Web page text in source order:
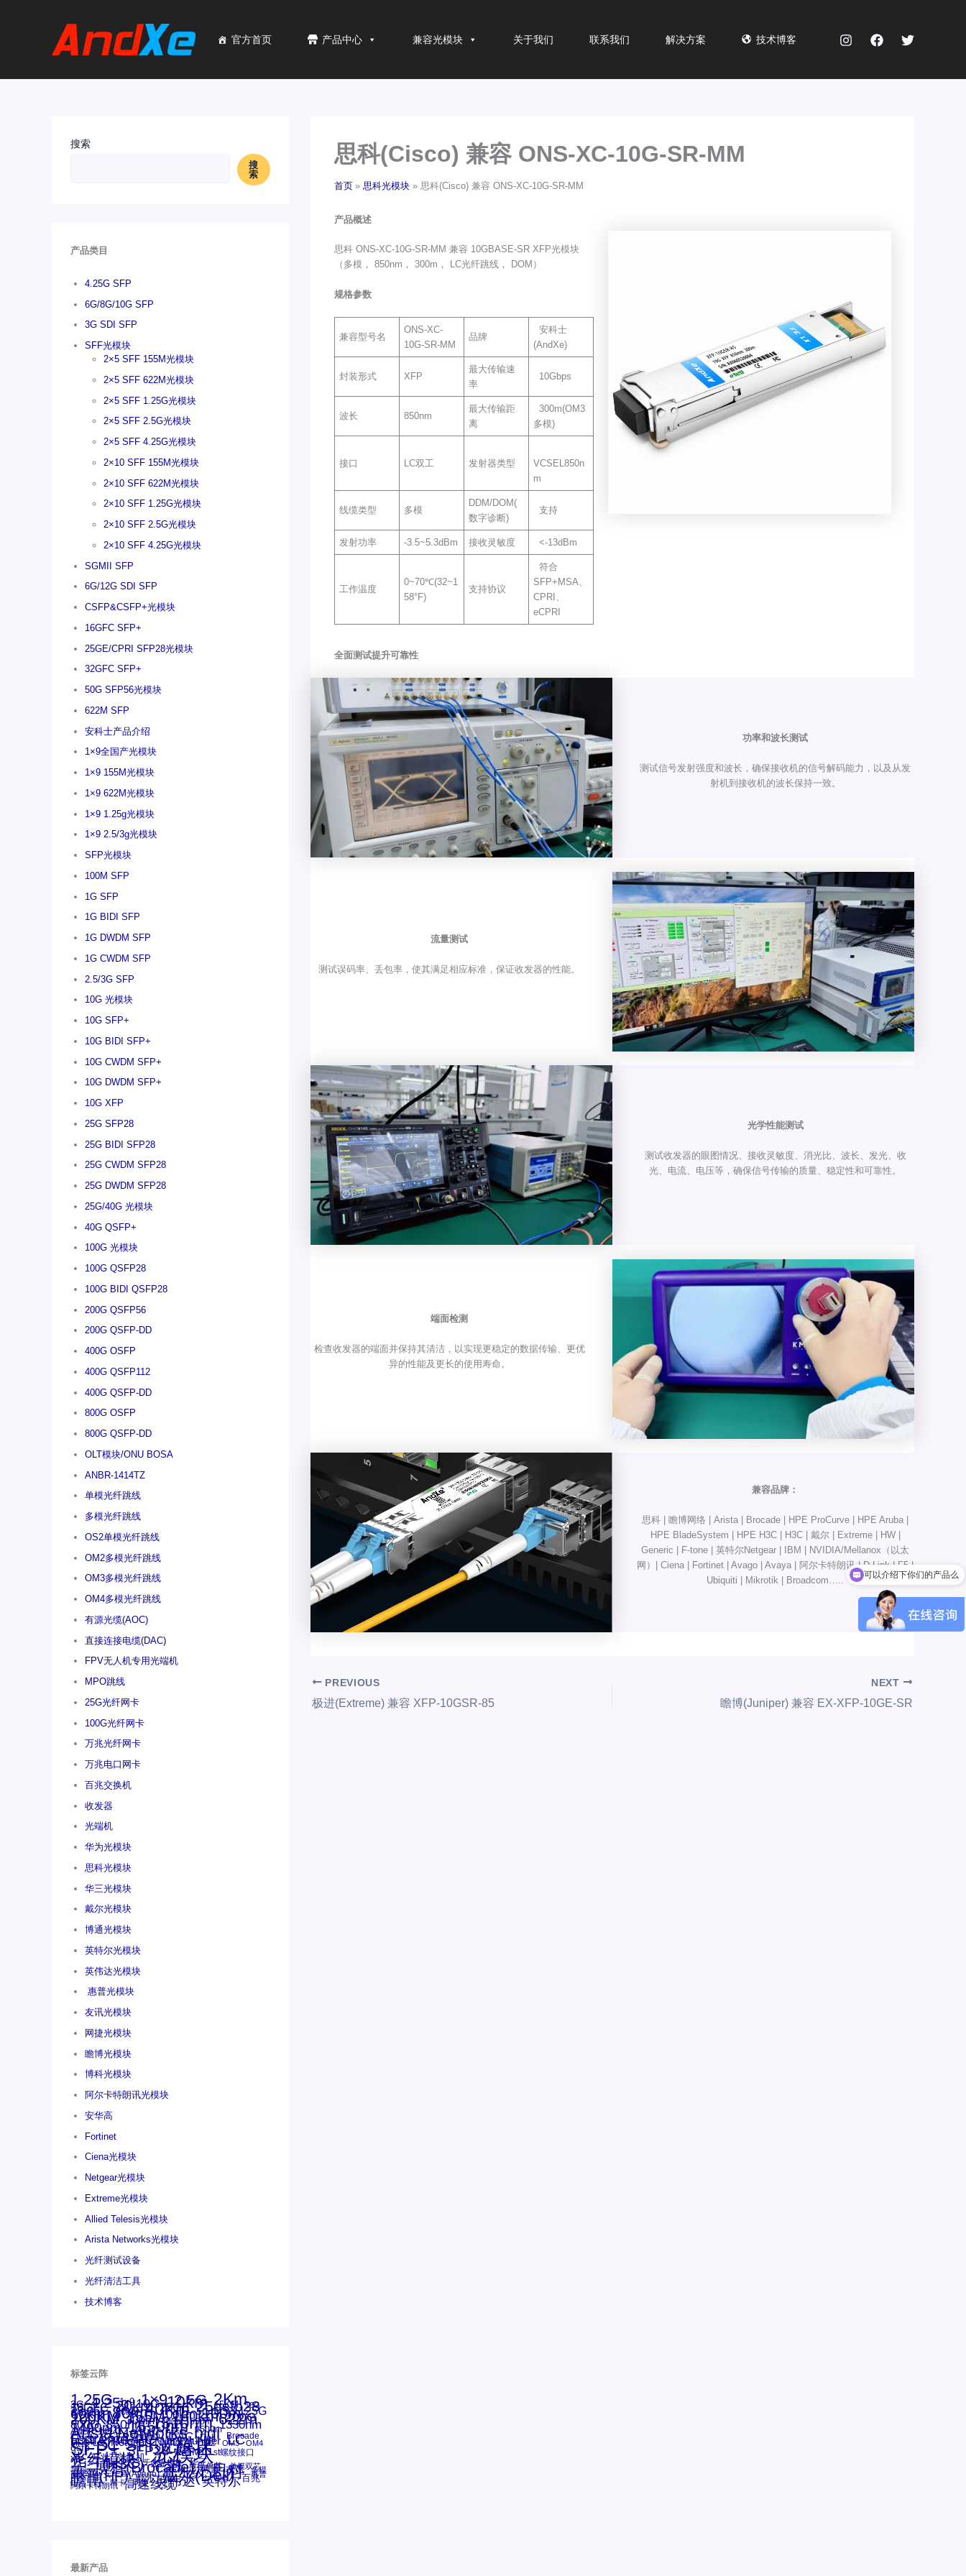
官方首页 产品中心 兼容光模块 关于我们 联系我们 解决方案 技术博客
搜索
搜
索
产品类目
4.25G SFP
6G/8G/10G SFP
3G SDI SFP
SFF光模块
2×5 SFF 155M光模块
2×5 SFF 622M光模块
2×5 SFF 1.25G光模块
2×5 SFF 2.5G光模块
2×5 SFF 4.25G光模块
2×10 SFF 155M光模块
2×10 SFF 622M光模块
2×10 SFF 1.25G光模块
2×10 SFF 2.5G光模块
2×10 SFF 4.25G光模块
SGMII SFP
6G/12G SDI SFP
CSFP&CSFP+光模块
16GFC SFP+
25GE/CPRI SFP28光模块
32GFC SFP+
50G SFP56光模块
622M SFP
安科士产品介绍
1×9全国产光模块
1×9 155M光模块
1×9 622M光模块
1×9 1.25g光模块
1×9 2.5/3g光模块
SFP光模块
100M SFP
1G SFP
1G BIDI SFP
1G DWDM SFP
1G CWDM SFP
2.5/3G SFP
10G 光模块
10G SFP+
10G BIDI SFP+
10G CWDM SFP+
10G DWDM SFP+
10G XFP
25G SFP28
25G BIDI SFP28
25G CWDM SFP28
25G DWDM SFP28
25G/40G 光模块
40G QSFP+
100G 光模块
100G QSFP28
100G BIDI QSFP28
200G QSFP56
200G QSFP-DD
400G OSFP
400G QSFP112
400G QSFP-DD
800G OSFP
800G QSFP-DD
OLT模块/ONU BOSA
ANBR-1414TZ
单模光纤跳线
多模光纤跳线
OS2单模光纤跳线
OM2多模光纤跳线
OM3多模光纤跳线
OM4多模光纤跳线
有源光缆(AOC)
直接连接电缆(DAC)
FPV无人机专用光端机
MPO跳线
25G光纤网卡
100G光纤网卡
万兆光纤网卡
万兆电口网卡
百兆交换机
收发器
光端机
华为光模块
思科光模块
华三光模块
戴尔光模块
博通光模块
英特尔光模块
英伟达光模块
惠普光模块
友讯光模块
网捷光模块
瞻博光模块
博科光模块
阿尔卡特朗讯光模块
安华高
Fortinet
Ciena光模块
Netgear光模块
Extreme光模块
Allied Telesis光模块
Arista Networks光模块
光纤测试设备
光纤清洁工具
技术博客
标签云阵
1.25G 1x9 1×9 2.5G 2Km
3G 4.25g 10G 10km 15KM 16G
16GFC 20km 25GE 25gsfp28
28.05G 30km 40Km 50m 53.125G
60km 80km 100km 100m
120KM 155M 160km 200G
200KM 300m 400m 550m 622m
800G 850nm 1310nm 1330nm
1490nm 1550nm 2500m
ANBR-1414TZ AOC Arista
Arista Networks bidi Brocade
Cisco CSFP光模块 DAC Dell
Extreme FC Intel Juniper LC
MPO-LC Netgear NVIDIA OM2 OM3 OM4
qsfp SC SFF光模块
SFP+ SFP28 SGMII st螺纹接口
xfp 万兆 交换机 光模块
光纤模块 千兆光模块 华三
华三(H3C) 华为 单模单芯 单模双芯
博科 博科(Brocade) 博通 友讯 多模
安华高 安华高(Avago) 工业级 思科 惠普
惠普(HP) 戴尔 戴尔(Dell) 百兆
瞻博 网卡 网捷 英伟达 英特尔
阿尔卡特朗讯 高速线缆
最新产品
思科(Cisco) 兼容 ONS-XC-10G-SR-MM
首页 思科光模块 思科(Cisco) 兼容 ONS-XC-10G-SR-MM
产品概述
思科 ONS-XC-10G-SR-MM 兼容 10GBASE-SR XFP光模块
（多模， 850nm， 300m， LC光纤跳线， DOM）
规格参数
兼容型号名
ONS-XC-
10G-SR-MM
品牌
安科士
(AndXe)
封装形式 XFP
最大传输速
率
10Gbps
波长 850nm
最大传输距
离
300m(OM3
多模)
接口 LC双工 发射器类型
VCSEL850n
m
线缆类型 多模
DDM/DOM(
数字诊断)
支持
发射功率 -3.5~5.3dBm 接收灵敏度 <-13dBm
工作温度
0~70℃(32~1
58°F)
支持协议
符合
SFP+MSA、
CPRI、
eCPRI
全面测试提升可靠性
功率和波长测试
测试信号发射强度和波长，确保接收机的信号解码能力，以及从发
射机到接收机的波长保持一致。
流量测试
测试误码率、丢包率，使其满足相应标准，保证收发器的性能。
光学性能测试
测试收发器的眼图情况、接收灵敏度、消光比、波长、发光、收
光、电流、电压等，确保信号传输的质量、稳定性和可靠性。
端面检测
检查收发器的端面并保持其清洁，以实现更稳定的数据传输、更优
异的性能及更长的使用寿命。
兼容品牌：
思科 | 瞻博网络 | Arista | Brocade | HPE ProCurve | HPE Aruba |
HPE BladeSystem | HPE H3C | H3C | 戴尔 | Extreme | HW |
Generic | F-tone | 英特尔Netgear | IBM | NVIDIA/Mellanox（以太
网）| Ciena | Fortinet | Avago | Avaya | 阿尔卡特朗讯 | D-Link | F5 |
Ubiquiti | Mikrotik | Broadcom…..
PREVIOUS
极进(Extreme) 兼容 XFP-10GSR-85
NEXT
瞻博(Juniper) 兼容 EX-XFP-10GE-SR
可以介绍下你们的产品么